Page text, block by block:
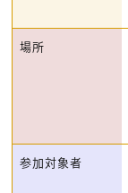
場所
参加対象者